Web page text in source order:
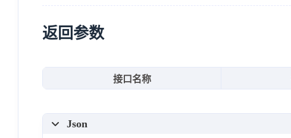
"kwh": 10
"message"
返回参数
接口名称
Json